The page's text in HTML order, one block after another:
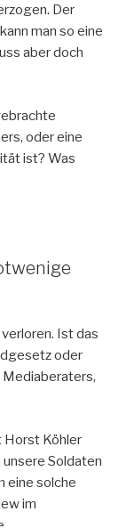
Der
man so eine
aber doch
oder eine
ist? Was
Ist das
oder
Horst Köhler
Soldaten
eine solche
im